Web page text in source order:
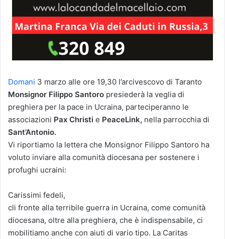
Domani 3 marzo alle ore 19,30 l’arcivescovo di Taranto
Monsignor Filippo Santoro presiederà la veglia di
preghiera per la pace in Ucraina, parteciperanno le
associazioni Pax Christi e PeaceLink, nella parrocchia di
Sant’Antonio.
Vi riportiamo la lettera che Monsignor Filippo Santoro ha
voluto inviare alla comunità diocesana per sostenere i
profughi ucraini:
Carissimi fedeli,
cli fronte alla terribile guerra in Ucraina, come comunità
diocesana, oltre alla preghiera, che è indispensabile, ci
mobilitiamo anche con aiuti di vario tipo. La Caritas